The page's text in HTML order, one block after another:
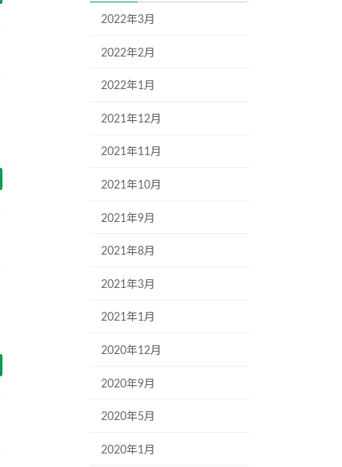
2022年3月
2022年2月
2022年1月
2021年12月
2021年11月
2021年10月
2021年9月
2021年8月
2021年3月
2021年1月
2020年12月
2020年9月
2020年5月
2020年1月